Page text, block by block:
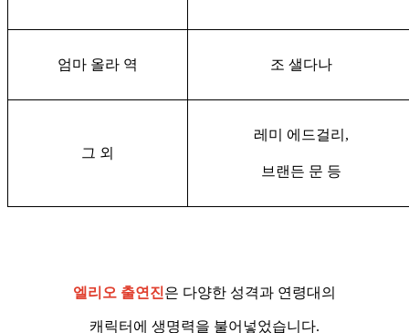
엄마 올라 역 조 샐다나
그 외
레미 에드걸리,
브랜든 문 등
엘리오 출연진은 다양한 성격과 연령대의
캐릭터에 생명력을 불어넣었습니다.